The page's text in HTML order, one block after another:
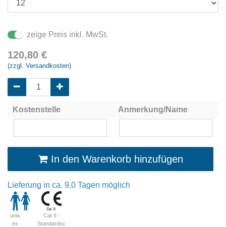
zeige Preis inkl. MwSt.
120,80 €
(zzgl. Versandkosten)
Kostenstelle Anmerkung/Name
In den Warenkorb hinzufügen
Lieferung in ca. 9,0 Tagen möglich
unis
ex
Cat II -
Standardsc